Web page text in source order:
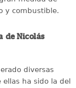
y combustible.
de Nicolás
diversas
ha sido la del